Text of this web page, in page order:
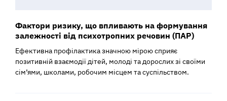
Фактори ризику, що впливають на формування
залежності від психотропних речовин (ПАР)
Ефективна профілактика значною мірою сприяє
позитивній взаємодії дітей, молоді та дорослих зі своїми
сім’ями, школами, робочим місцем та суспільством.